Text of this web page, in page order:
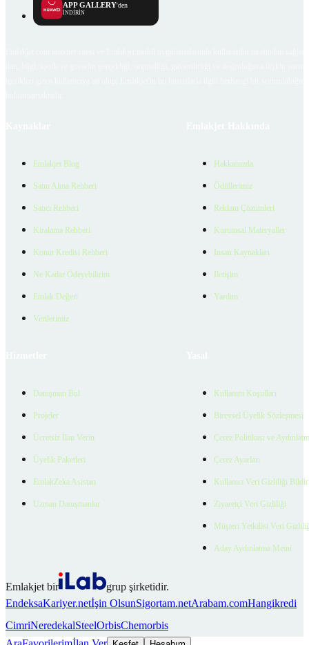
APP GALLERY'den
İNDİRİN
Emlakjet Blog
Satın Alma Rehberi
Satıcı Rehberi
Kiralama Rehberi
Konut Kredisi Rehberi
Ne Kadar Ödeyebilirim
Emlak Değeri
Verilerimiz
Hakkımızda
Ödüllerimiz
Reklam Çözümleri
Kurumsal Materyaller
İnsan Kaynakları
İletişim
Yardım
Danışman Bul
Projeler
Ücretsiz İlan Verin
Üyelik Paketleri
EmlakZeka Asistan
Uzman Danışmanlar
Kullanım Koşulları
Bireysel Üyelik Sözleşmesi
Çerez Politikası ve
Çerez Ayarları
Kullanıcı Veri Gizliliği
Ziyaretçi Veri Gizliliği
Müşteri Yetkilisi Veri
Aday Aydınlatma Metni
Emlakjet bir
grup şirketidir.
EndeksaKariyer.netİşin OlsunSigortam.netArabam.comHangikredi
CimriNeredekalSteelOrbisChemorbis